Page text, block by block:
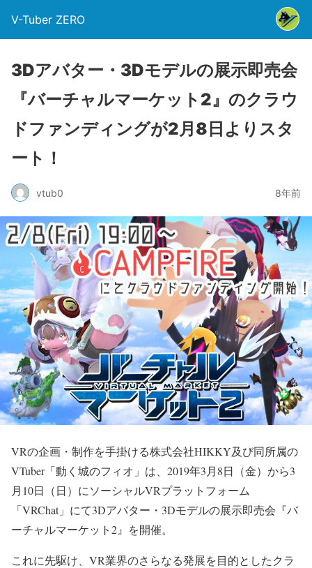
V-Tuber ZERO
3Dアバター・3Dモデルの展示即売会
『バーチャルマーケット2』のクラウ
ドファンディングが2月8日よりスタ
ート！
vtub0 8年前
VRの企画・制作を手掛ける株式会社HIKKY及び同所属の
VTuber「動く城のフィオ」は、2019年3月8日（金）から3
月10日（日）にソーシャルVRプラットフォーム
「VRChat」にて3Dアバター・3Dモデルの展示即売会『バ
ーチャルマーケット2』を開催。
これに先駆け、VR業界のさらなる発展を目的としたクラ